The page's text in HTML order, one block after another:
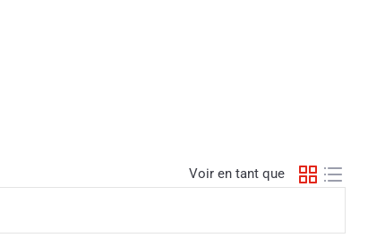
Voir en tant que